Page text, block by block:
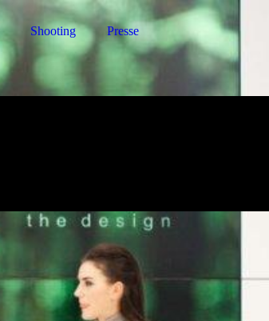
Shooting Presse